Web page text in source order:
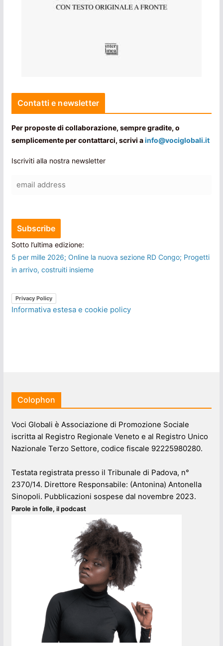
Contatti e newsletter
Per proposte di collaborazione, sempre gradite, o
semplicemente per contattarci, scrivi ainfo@vociglobali.it
Iscriviti alla nostra newsletter
Sotto l’ultima edizione:
5 per mille 2026; Online la nuova sezione RD Congo; Progetti
in arrivo, costruiti insieme
Privacy Policy
Informativa estesa e cookie policy
Colophon
Voci Globali è Associazione di Promozione Sociale
iscritta al Registro Regionale Veneto e al Registro Unico
Nazionale Terzo Settore, codice fiscale 92225980280.
Testata registrata presso il Tribunale di Padova, n°
2370/14. Direttore Responsabile: (Antonina) Antonella
Sinopoli. Pubblicazioni sospese dal novembre 2023.
Parole in folle, il podcast